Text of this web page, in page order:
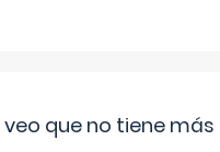
que no tiene más